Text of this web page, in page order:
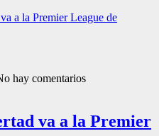
hay comentarios
va a la Premier